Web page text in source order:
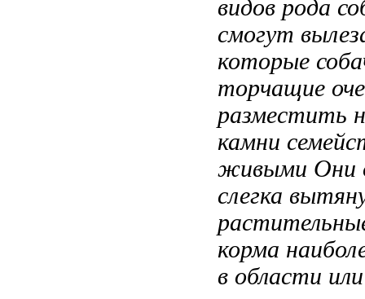
видов рода
смогут
которые
торчащие
разместить
камни
живыми Они
слегка
корма
в области